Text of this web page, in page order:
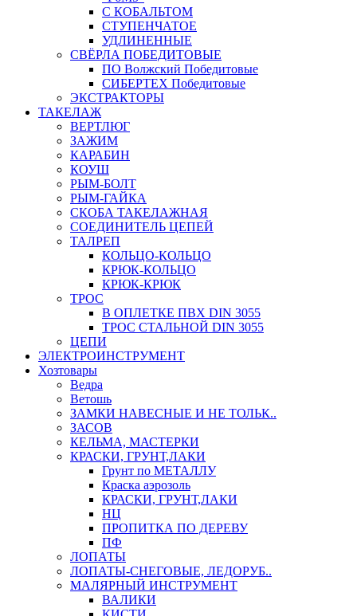
С КОБАЛЬТОМ
СТУПЕНЧАТОЕ
УДЛИНЕННЫЕ
СВЁРЛА ПОБЕДИТОВЫЕ
ПО Волжский Победитовые
СИБЕРТЕХ Победитовые
ЭКСТРАКТОРЫ
ТАКЕЛАЖ
ВЕРТЛЮГ
ЗАЖИМ
КАРАБИН
КОУШ
РЫМ-БОЛТ
РЫМ-ГАЙКА
СКОБА ТАКЕЛАЖНАЯ
СОЕДИНИТЕЛЬ ЦЕПЕЙ
ТАЛРЕП
КОЛЬЦО-КОЛЬЦО
КРЮК-КОЛЬЦО
КРЮК-КРЮК
ТРОС
В ОПЛЕТКЕ ПВХ DIN 3055
ТРОС СТАЛЬНОЙ DIN 3055
ЦЕПИ
ЭЛЕКТРОИНСТРУМЕНТ
Хозтовары
Ведра
Ветошь
ЗАМКИ НАВЕСНЫЕ И НЕ ТОЛЬК..
ЗАСОВ
КЕЛЬМА, МАСТЕРКИ
КРАСКИ, ГРУНТ,ЛАКИ
Грунт по МЕТАЛЛУ
Краска аэрозоль
КРАСКИ, ГРУНТ,ЛАКИ
НЦ
ПРОПИТКА ПО ДЕРЕВУ
ПФ
ЛОПАТЫ
ЛОПАТЫ-СНЕГОВЫЕ, ЛЕДОРУБ..
МАЛЯРНЫЙ ИНСТРУМЕНТ
ВАЛИКИ